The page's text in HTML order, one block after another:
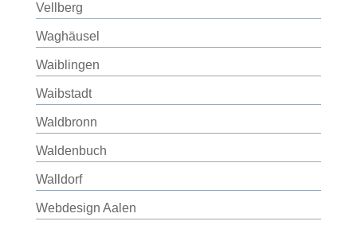
Vellberg
Waghäusel
Waiblingen
Waibstadt
Waldbronn
Waldenbuch
Walldorf
Webdesign Aalen